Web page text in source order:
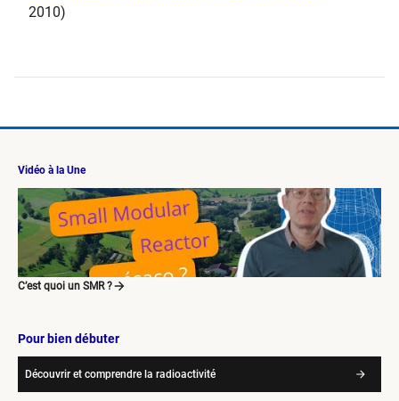
2010)
Vidéo à la Une
C’est quoi un SMR ?
Pour bien débuter
Découvrir et comprendre la radioactivité